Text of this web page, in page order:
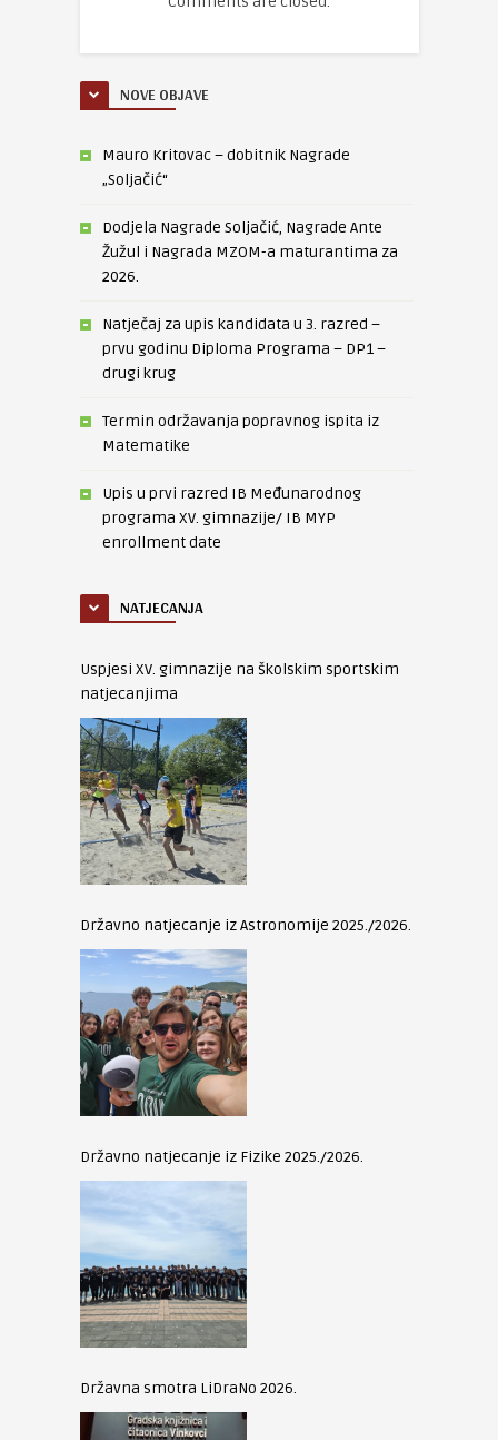
NOVE OBJAVE
Mauro Kritovac – dobitnik Nagrade
„Soljačić“
Dodjela Nagrade Soljačić, Nagrade Ante
Žužul i Nagrada MZOM-a maturantima za
2026.
Natječaj za upis kandidata u 3. razred –
prvu godinu Diploma Programa – DP1 –
drugi krug
Termin održavanja popravnog ispita iz
Matematike
Upis u prvi razred IB Međunarodnog
programa XV. gimnazije/ IB MYP
enrollment date
NATJECANJA
Uspjesi XV. gimnazije na školskim sportskim
natjecanjima
Državno natjecanje iz Astronomije 2025./2026.
Državno natjecanje iz Fizike 2025./2026.
Državna smotra LiDraNo 2026.